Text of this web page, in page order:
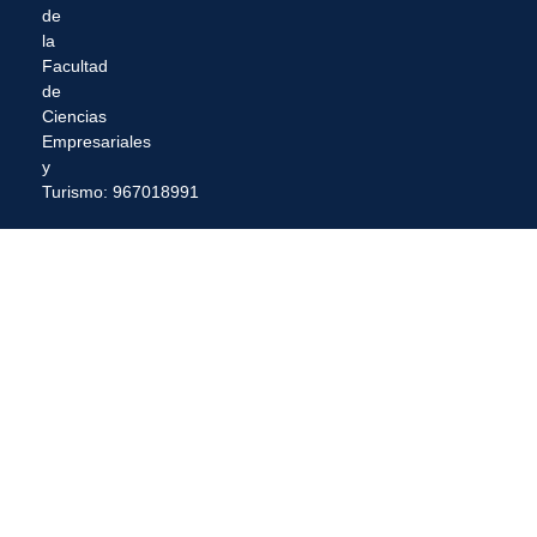
de
la
Facultad
de
Ciencias
Empresariales
y
Turismo: 967018991